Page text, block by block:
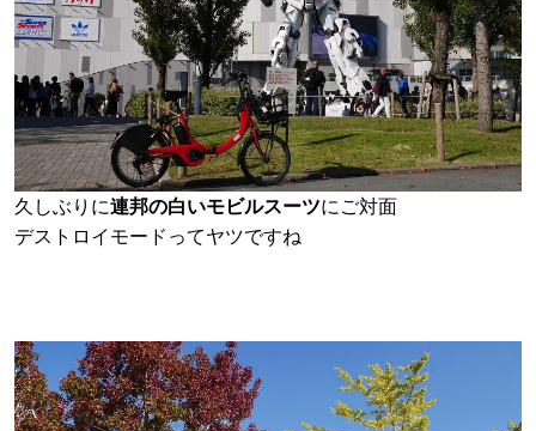
久しぶりに連邦の白いモビルスーツにご対面
デストロイモードってヤツですね